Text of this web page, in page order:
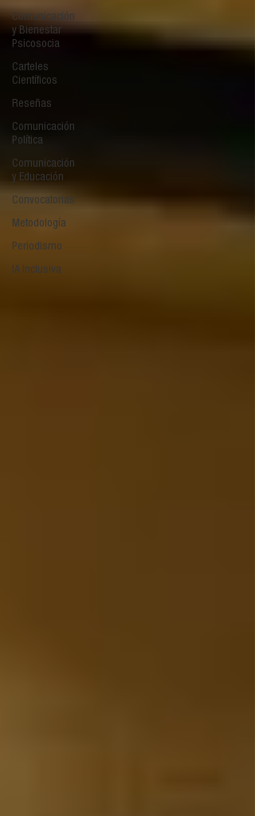
Comunicación
y Bienestar
Psicosocia
Carteles
Científicos
Reseñas
Comunicación
Política
Comunicación
y Educación
Convocatorias
Metodología
Periodismo
IA Inclusiva